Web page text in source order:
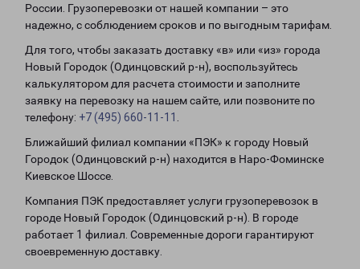
России. Грузоперевозки от нашей компании – это
надежно, с соблюдением сроков и по выгодным тарифам.
Для того, чтобы заказать доставку «в» или «из» города
Новый Городок (Одинцовский р-н), воспользуйтесь
калькулятором для расчета стоимости и заполните
заявку на перевозку на нашем сайте, или позвоните по
телефону: +7 (495) 660-11-11
Ближайший филиал компании «ПЭК» к городу Новый
Городок (Одинцовский р-н) находится в Наро-Фоминске
Киевское Шоссе.
Компания ПЭК предоставляет услуги грузоперевозок в
городе Новый Городок (Одинцовский р-н). В городе
работает 1 филиал. Современные дороги гарантируют
своевременную доставку.